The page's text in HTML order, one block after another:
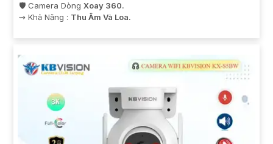
🛡 Camera Dòng Xoay 360.
️⇝ Khả Năng : Thu Âm Và Loa.